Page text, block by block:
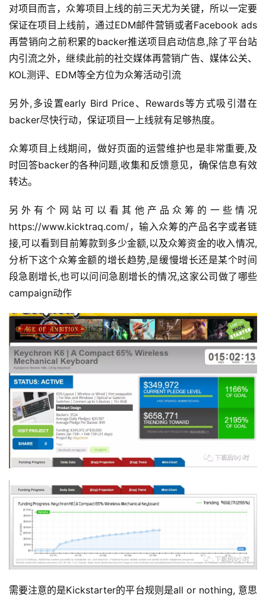
对项目而言，众筹项目上线的前三天尤为关键，所以一定要
保证在项目上线前，通过EDM邮件营销或者Facebook ads
再营销向之前积累的backer推送项目启动信息,除了平台站
内引流之外，继续此前的社交媒体再营销广告、媒体公关、
KOL测评、EDM等全方位为众筹活动引流
另外,多设置early Bird Price、Rewards等方式吸引潜在
backer尽快行动，保证项目一上线就有足够热度。
众筹项目上线期间，做好页面的运营维护也是非常重要,及
时回答backer的各种问题,收集和反馈意见，确保信息有效
转达。
另外有个网站可以看其他产品众筹的一些情况
https://www.kicktraq.com/，输入众筹的产品名字或者链
接,可以看到目前筹款到多少金额,以及众筹资金的收入情况,
分析下这个众筹金额的增长趋势,是缓慢增长还是某个时间
段急剧增长,也可以问问急剧增长的情况,这家公司做了哪些
campaign动作
需要注意的是Kickstarter的平台规则是all or nothing, 意思